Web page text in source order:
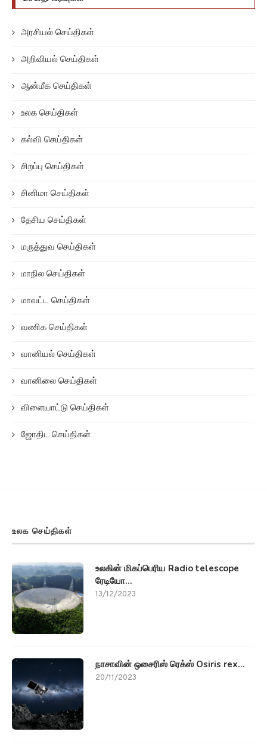
அரசியல் செய்திகள்
அறிவியல் செய்திகள்
ஆன்மீக செய்திகள்
உலக செய்திகள்
கல்வி செய்திகள்
சிறப்பு செய்திகள்
சினிமா செய்திகள்
தேசிய செய்திகள்
மருத்துவ செய்திகள்
மாநில செய்திகள்
மாவட்ட செய்திகள்
வணிக செய்திகள்
வானியல் செய்திகள்
வானிலை செய்திகள்
விளையாட்டு செய்திகள்
ஜோதிட செய்திகள்
உலக செய்திகள்
உலகின் மிகப்பெரிய Radio telescope
ரேடியோ...
13/12/2023
நாசாவின் ஒசைரிஸ் ரெக்ஸ் Osiris rex...
20/11/2023